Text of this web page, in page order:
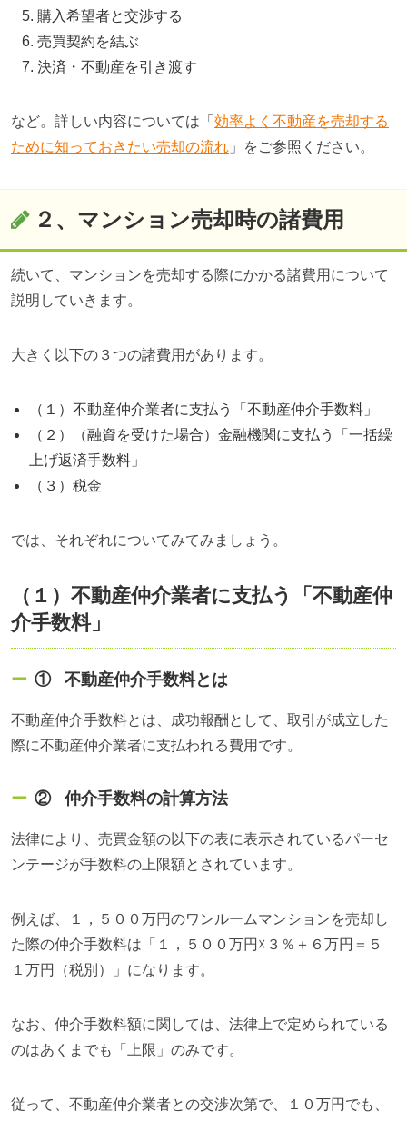
購入希望者と交渉する
売買契約を結ぶ
決済・不動産を引き渡す
など。詳しい内容については「 効率よく不動産を売却する
ために知っておきたい売却の流れ 」をご参照ください。
２、マンション売却時の諸費用
続いて、マンションを売却する際にかかる諸費用について
説明していきます。
大きく以下の３つの諸費用があります。
（１）不動産仲介業者に支払う「不動産仲介手数料」
（２）（融資を受けた場合）金融機関に支払う「一括繰
上げ返済手数料」
（３）税金
では、それぞれについてみてみましょう。
（１）不動産仲介業者に支払う「不動産仲
介手数料」
① 不動産仲介手数料とは
不動産仲介手数料とは、成功報酬として、取引が成立した
際に不動産仲介業者に支払われる費用です。
② 仲介手数料の計算方法
法律により、売買金額の以下の表に表示されているパーセ
ンテージが手数料の上限額とされています。
例えば、１，５００万円のワンルームマンションを売却し
た際の仲介手数料は「１，５００万円☓３％＋６万円＝５
１万円（税別）」になります。
なお、仲介手数料額に関しては、法律上で定められている
のはあくまでも「上限」のみです。
従って、不動産仲介業者との交渉次第で、１０万円でも、